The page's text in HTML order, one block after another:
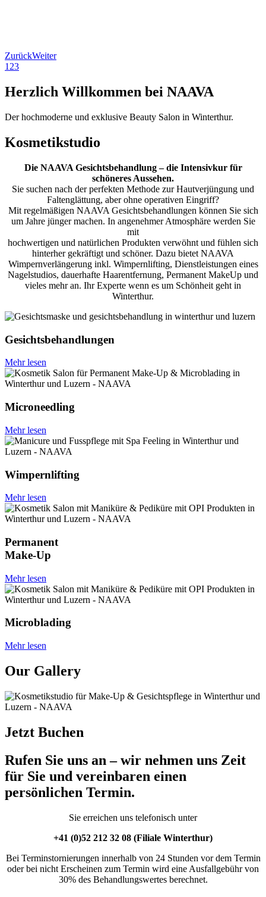
ZurückWeiter
1 23
Herzlich Willkommen bei NAAVA
Der hochmoderne und exklusive Beauty Salon in Winterthur.
Kosmetikstudio
Die NAAVA Gesichtsbehandlung – die Intensivkur für
schöneres Aussehen.
Sie suchen nach der perfekten Methode zur Hautverjüngung und
Faltenglättung, aber ohne operativen Eingriff?
Mit regelmäßigen NAAVA Gesichtsbehandlungen können Sie sich
um Jahre jünger machen. In angenehmer Atmosphäre werden Sie
mit
hochwertigen und natürlichen Produkten verwöhnt und fühlen sich
hinterher gekräftigt und schöner. Dazu bietet NAAVA
Wimpernverlängerung inkl. Wimpernlifting, Dienstleistungen eines
Nagelstudios, dauerhafte Haarentfernung, Permanent MakeUp und
vieles mehr an. Ihr Experte wenn es um Schönheit geht in
Winterthur.
Gesichtsbehandlungen
Mehr lesen
Microneedling
Mehr lesen
Wimpernlifting
Mehr lesen
Permanent
Make-Up
Mehr lesen
Microblading
Mehr lesen
Our Gallery
Jetzt Buchen
Rufen Sie uns an – wir nehmen uns Zeit
für Sie und vereinbaren einen
persönlichen Termin.
Sie erreichen uns telefonisch unter
+41 (0)52 212 32 08 (Filiale Winterthur)
Bei Terminstornierungen innerhalb von 24 Stunden vor dem Termin
oder bei nicht Erscheinen zum Termin wird eine Ausfallgebühr von
30% des Behandlungswertes berechnet.